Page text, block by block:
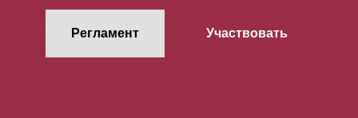
Регламент Участвовать